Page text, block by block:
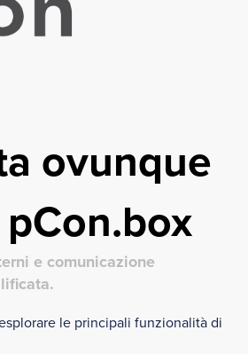
ovunque
e comunicazione
le principali funzionalità di